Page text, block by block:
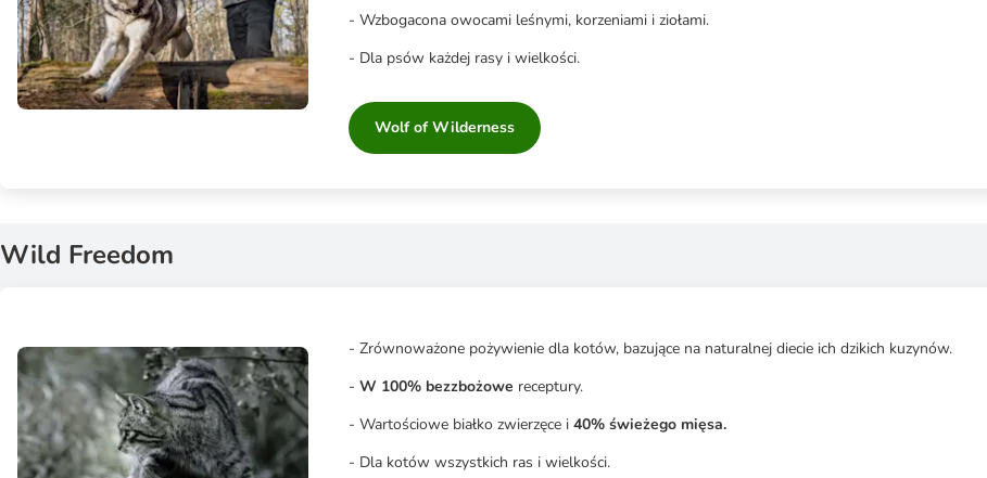
- Wzbogacona owocami leśnymi, korzeniami i ziołami.
- Dla psów każdej rasy i wielkości.
Wolf of Wilderness
Wild Freedom
- Zrównoważone pożywienie dla kotów, bazujące na naturalnej diecie ich dzikich kuzynów.
-W 100% bezzbożowe receptury.
- Wartościowe białko zwierzęce i40% świeżego mięsa.
- Dla kotów wszystkich ras i wielkości.